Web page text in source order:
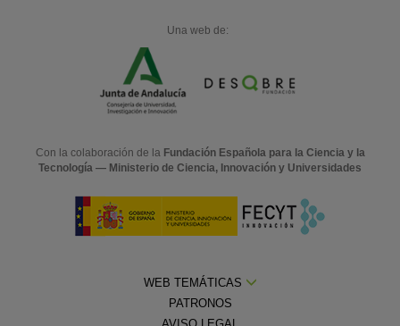
Una web de:
Con la colaboración de la Fundación Española para la Ciencia y la
Tecnología — Ministerio de Ciencia, Innovación y Universidades
WEB TEMÁTICAS
PATRONOS